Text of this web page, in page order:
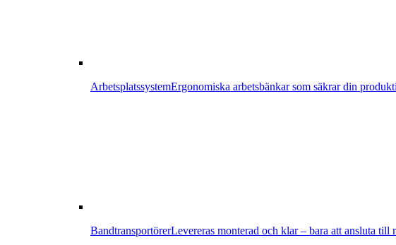
ArbetsplatssystemErgonomiska arbetsbänkar som säkrar din
BandtransportörerLevereras monterad och klar – bara att ansluta